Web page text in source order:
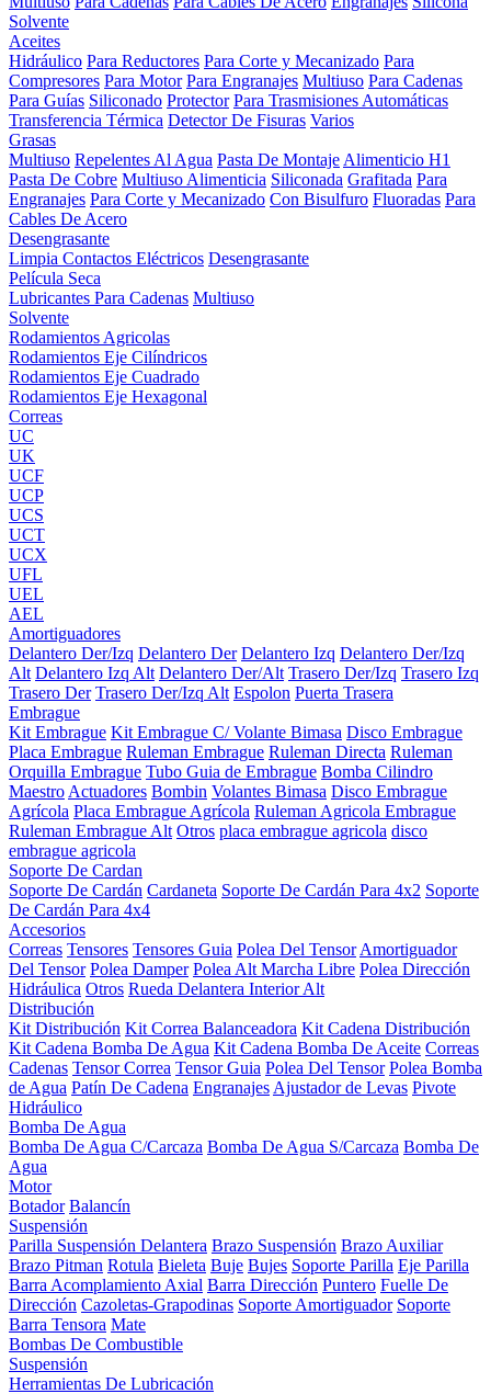
Solvente
Aceites
Hidráulico Para Reductores Para Corte y Mecanizado Para
Compresores Para Motor Para Engranajes Multiuso Para Cadenas
Para Guías Siliconado Protector Para Trasmisiones Automáticas
Transferencia Térmica Detector De Fisuras Varios
Grasas
Multiuso Repelentes Al Agua Pasta De Montaje Alimenticio H1
Pasta De Cobre Multiuso Alimenticia Siliconada Grafitada Para
Engranajes Para Corte y Mecanizado Con Bisulfuro Fluoradas Para
Cables De Acero
Desengrasante
Limpia Contactos Eléctricos Desengrasante
Película Seca
Lubricantes Para Cadenas Multiuso
Solvente
Rodamientos Agricolas
Rodamientos Eje Cilíndricos
Rodamientos Eje Cuadrado
Rodamientos Eje Hexagonal
Correas
UC
UK
UCF
UCP
UCS
UCT
UCX
UFL
UEL
AEL
Amortiguadores
Delantero Der/Izq Delantero Der Delantero Izq Delantero Der/Izq
Alt Delantero Izq Alt Delantero Der/Alt Trasero Der/Izq Trasero Izq
Trasero Der Trasero Der/Izq Alt Espolon Puerta Trasera
Embrague
Kit Embrague Kit Embrague C/ Volante Bimasa Disco Embrague
Placa Embrague Ruleman Embrague Ruleman Directa Ruleman
Orquilla Embrague Tubo Guia de Embrague Bomba Cilindro
Maestro Actuadores Bombin Volantes Bimasa Disco Embrague
Agrícola Placa Embrague Agrícola Ruleman Agricola Embrague
Ruleman Embrague Alt Otros placa embrague agricola disco
embrague agricola
Soporte De Cardan
Soporte De Cardán Cardaneta Soporte De Cardán Para 4x2 Soporte
De Cardán Para 4x4
Accesorios
Correas Tensores Tensores Guia Polea Del Tensor Amortiguador
Del Tensor Polea Damper Polea Alt Marcha Libre Polea Dirección
Hidráulica Otros Rueda Delantera Interior Alt
Distribución
Kit Distribución Kit Correa Balanceadora Kit Cadena Distribución
Kit Cadena Bomba De Agua Kit Cadena Bomba De Aceite Correas
Cadenas Tensor Correa Tensor Guia Polea Del Tensor Polea Bomba
de Agua Patín De Cadena Engranajes Ajustador de Levas Pivote
Hidráulico
Bomba De Agua
Bomba De Agua C/Carcaza Bomba De Agua S/Carcaza Bomba De
Agua
Motor
Botador Balancín
Suspensión
Parilla Suspensión Delantera Brazo Suspensión Brazo Auxiliar
Brazo Pitman Rotula Bieleta Buje Bujes Soporte Parilla Eje Parilla
Barra Acomplamiento Axial Barra Dirección Puntero Fuelle De
Dirección Cazoletas-Grapodinas Soporte Amortiguador Soporte
Barra Tensora Mate
Bombas De Combustible
Suspensión
Herramientas De Lubricación